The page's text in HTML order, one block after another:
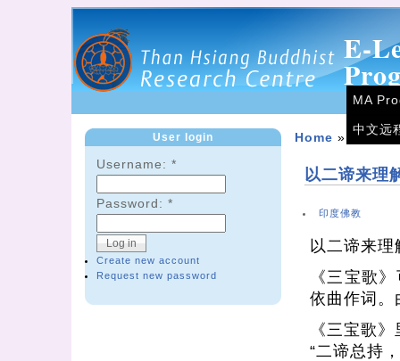
E-
MA
中文远
User login
Username:*
Password:*
Create new account
Request new password
Home »
以二谛来理
印度佛教
以二谛来
《三宝歌
依曲作词。
《三宝歌
“二谛总持